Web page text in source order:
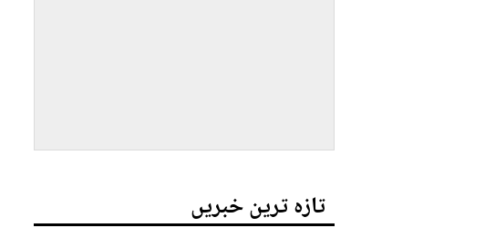
تازہ ترین خبریں